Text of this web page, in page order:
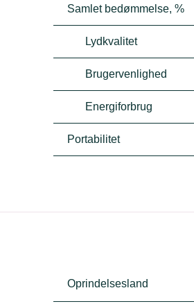
Samlet bedømmelse, %
Lydkvalitet
Brugervenlighed
Energiforbrug
Portabilitet
Oprindelsesland